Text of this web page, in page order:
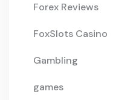
Forex Reviews
FoxSlots Casino
Gambling
games